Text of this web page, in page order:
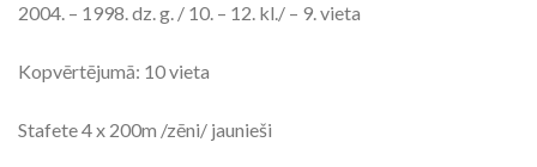
2004. – 1998. dz. g. / 10. – 12. kl./ – 9. vieta
Kopvērtējumā: 10 vieta
Stafete 4 x 200m /zēni/ jaunieši